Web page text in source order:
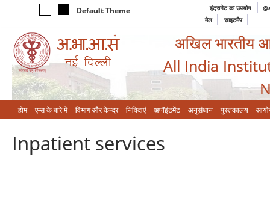
Default Theme इंट्रानेट का उपयोग
मेल
साइटमैप
अखिल भारतीय
All India
होम एम्‍स के बारे में विभाग और केन्‍द्र निविदाएं अपॉइंटमेंट अनुसंधान पुस्तकालय
Inpatient services